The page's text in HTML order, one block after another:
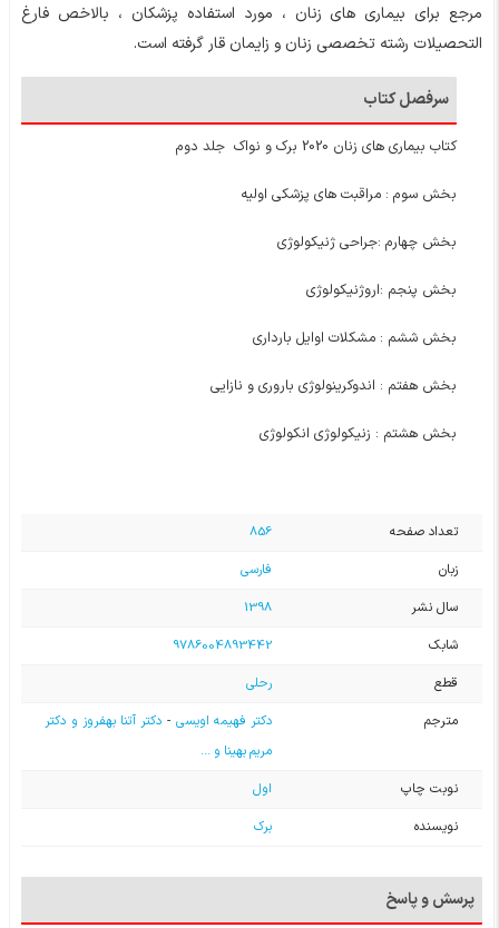
مرجع برای بیماری های زنان ، مورد استفاده پزشکان ، بالاخص فارغ
التحصیلات رشته تخصصی زنان و زایمان قار گرفته است.
سرفصل کتاب
کتاب بیماری های زنان 2020 برک و نواک جلد دوم
بخش سوم : مراقبت های پزشکی اولیه
بخش چهارم :جراحی ژنیکولوژی
بخش پنجم :اروژنیکولوژی
بخش ششم : مشکلات اوایل بارداری
بخش هفتم : اندوکرینولوژی باروری و نازایی
بخش هشتم : زنیکولوژی انکولوژی
تعداد صفحه
856
زبان
فارسی
سال نشر
1398
شابک
9786004893442
قطع
رحلی
مترجم
دکتر فهیمه اویسی -دکتر آتنا بهفروز و دکتر
مریم بهینا و ...
نوبت چاپ
اول
نویسنده
برک
پرسش و پاسخ